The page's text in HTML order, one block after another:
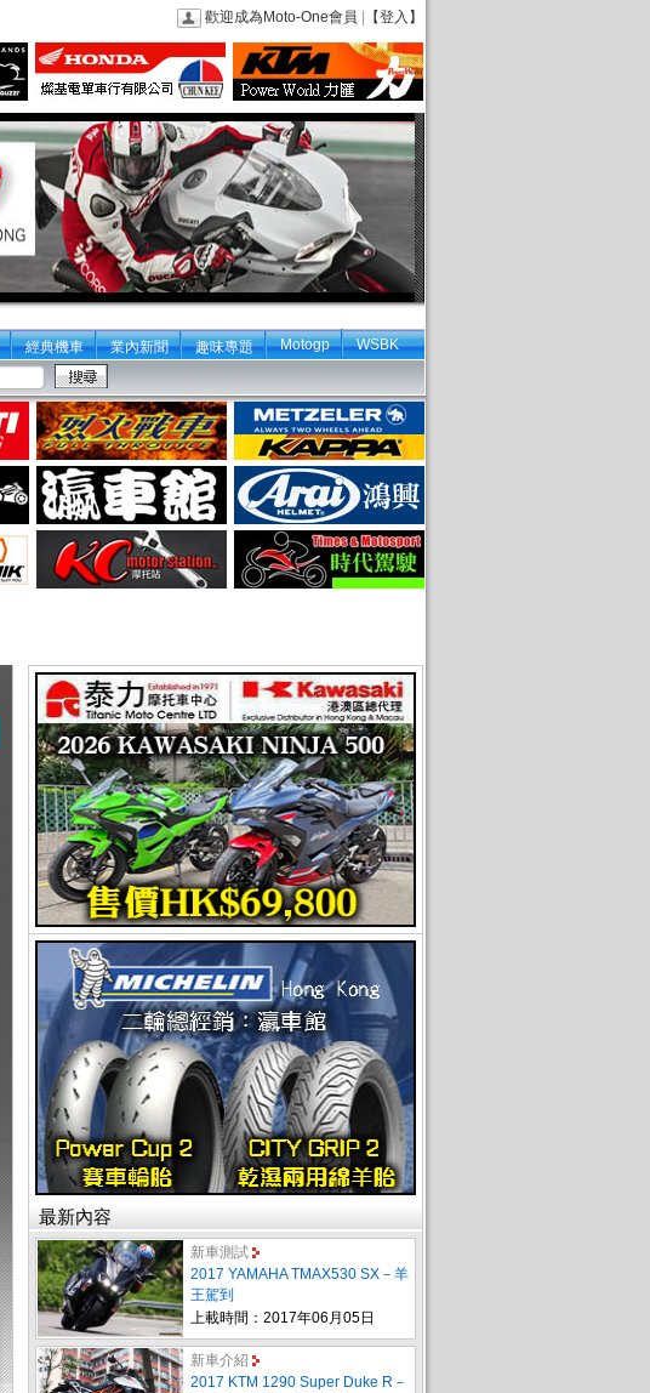
歡迎成為Moto-One會員 【登入】
經典機車 業內新聞 趣味專題 Motogp WSBK
最新內容
新車測試
2017 YAMAHA TMAX530 SX－羊
王駕到
上載時間：2017年06月05日
新車介紹
2017 KTM 1290 Super Duke R－